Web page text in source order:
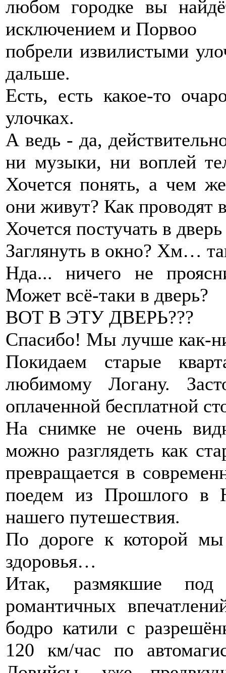
любом городке вы
исключением и Порвоо
побрели извилистыми
дальше.
Есть, есть какое-то
улочках.
А ведь - да,
ни музыки, ни воплей
Хочется понять, а чем
они живут? Как проводят
Хочется постучать в
Заглянуть в окно? Хм…
Нда... ничего не
Может всё-таки в дверь?
ВОТ В ЭТУ ДВЕРЬ???
Спасибо! Мы лучше как-
Покидаем старые
любимому Логану.
оплаченной бесплатной
На снимке не очень
можно разглядеть как
превращается в
поедем из Прошлого в
нашего путешествия.
По дороге к которой
здоровья…
Итак, размякшие
романтичных
бодро катили с
120 км/час по